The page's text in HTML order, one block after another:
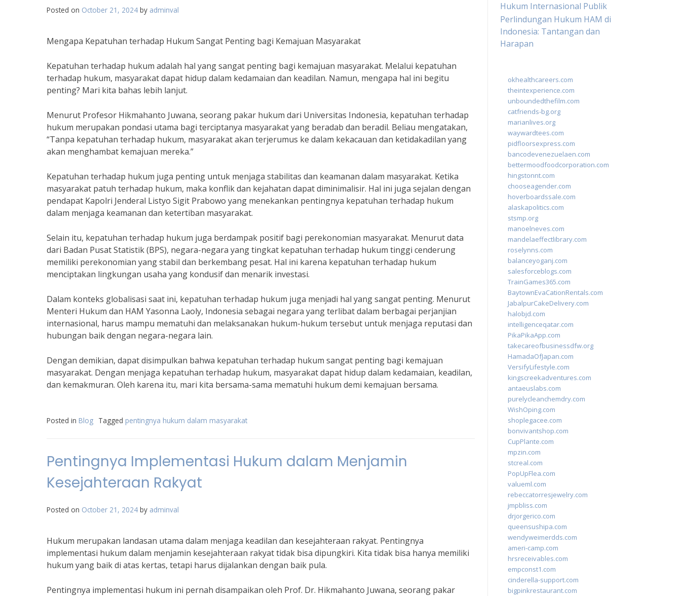
Posted on October 21, 2024 by adminval
Mengapa Kepatuhan terhadap Hukum Sangat Penting bagi Kemajuan Masyarakat
Kepatuhan terhadap hukum adalah hal yang sangat penting bagi kemajuan masyarakat. Melalui kepatuhan
terhadap hukum, masyarakat dapat hidup dalam kedamaian dan keadilan. Namun, mengapa hal ini begitu
penting? Mari kita bahas lebih lanjut.
Menurut Profesor Hikmahanto Juwana, seorang pakar hukum dari Universitas Indonesia, kepatuhan terhadap
hukum merupakan pondasi utama bagi terciptanya masyarakat yang beradab dan beradil. Beliau mengatakan,
“Tanpa kepatuhan terhadap hukum, masyarakat akan terjerumus ke dalam kekacauan dan ketidakadilan yang
akan menghambat kemajuan mereka.”
Kepatuhan terhadap hukum juga penting untuk menjaga stabilitas dan keamanan dalam masyarakat. Ketika
masyarakat patuh terhadap hukum, maka konflik dan kejahatan dapat diminimalisir. Hal ini juga sejalan dengan
pendapat Kapolri Jenderal Listyo Sigit Prabowo yang menekankan pentingnya kepatuhan terhadap hukum
dalam menjaga keamanan dan ketertiban masyarakat.
Selain itu, kepatuhan terhadap hukum juga berdampak positif bagi perekonomian masyarakat. Menurut data
dari Badan Pusat Statistik (BPS), negara-negara yang tingkat kepatuhan terhadap hukum tinggi cenderung
memiliki perekonomian yang stabil dan berkembang pesat. Hal ini karena kepatuhan terhadap hukum
menciptakan lingkungan usaha yang kondusif dan menarik investasi.
Dalam konteks globalisasi saat ini, kepatuhan terhadap hukum juga menjadi hal yang sangat penting. Menurut
Menteri Hukum dan HAM Yasonna Laoly, Indonesia sebagai negara yang terlibat dalam berbagai perjanjian
internasional, harus mampu mematuhi dan melaksanakan hukum-hukum tersebut untuk menjaga reputasi dan
hubungan baik dengan negara-negara lain.
Dengan demikian, dapat disimpulkan bahwa kepatuhan terhadap hukum sangat penting bagi kemajuan
masyarakat. Dengan menjaga kepatuhan terhadap hukum, masyarakat dapat hidup dalam kedamaian, keadilan,
dan kemakmuran. Oleh karena itu, mari kita bersama-sama mematuhi hukum demi kemajuan bersama.
Posted in Blog Tagged pentingnya hukum dalam masyarakat
Pentingnya Implementasi Hukum dalam Menjamin
Kesejahteraan Rakyat
Posted on October 21, 2024 by adminval
Hukum merupakan landasan utama dalam menjaga keadilan dan kesejahteraan rakyat. Pentingnya
implementasi hukum dalam menjamin kesejahteraan rakyat tidak bisa dipungkiri. Kita tidak bisa hanya memiliki
hukum yang baik di atas kertas, tetapi harus dijalankan dengan baik pula.
Pentingnya implementasi hukum ini pernah disampaikan oleh Prof. Dr. Hikmahanto Juwana, seorang pakar
Hukum Internasional Publik
Perlindungan Hukum HAM di
Indonesia: Tantangan dan
Harapan
okhealthcareers.com
theintexperience.com
unboundedthefilm.com
catfriends-bg.org
marianlives.org
waywardtees.com
pidfloorsexpress.com
bancodevenezuelaen.com
bettermoodfoodcorporation.com
hingstonnt.com
chooseagender.com
hoverboardssale.com
alaskapolitics.com
stsmp.org
manoelneves.com
mandelaeffectlibrary.com
roselynns.com
balanceyoganj.com
salesforceblogs.com
TrainGames365.com
BaytownEvaCationRentals.com
JabalpurCakeDelivery.com
halobjd.com
intelligenceqatar.com
PikaPikaApp.com
takecareofbusinessdfw.org
HamadaOfJapan.com
VersifyLifestyle.com
kingscreekadventures.com
antaeuslabs.com
purelycleanchemdry.com
WishOping.com
shoplegacee.com
bonvivantshop.com
CupPlante.com
mpzin.com
stcreal.com
PopUpFlea.com
valueml.com
rebeccatorresjewelry.com
jmpbliss.com
drjorgerico.com
queensushipa.com
wendyweimerdds.com
ameri-camp.com
hrsreceivables.com
empconst1.com
cinderella-support.com
bigpinkrestaurant.com